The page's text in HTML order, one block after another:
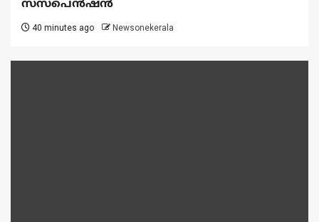
സസ്പെൻഷൻ
40 minutes ago Newsonekerala